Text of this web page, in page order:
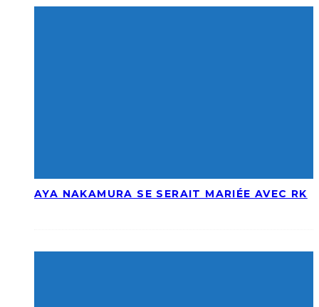
AYA NAKAMURA SE SERAIT MARIÉE AVEC RK